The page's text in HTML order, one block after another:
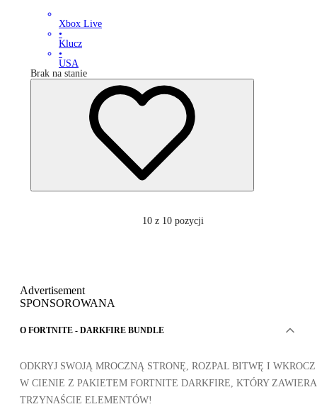
Xbox Live
•
Klucz
•
USA
Brak na stanie
10 z 10 pozycji
Advertisement
SPONSOROWANA
O FORTNITE - DARKFIRE BUNDLE
ODKRYJ SWOJĄ MROCZNĄ STRONĘ, ROZPAL BITWĘ I WKROCZ
W CIENIE Z PAKIETEM FORTNITE DARKFIRE, KTÓRY ZAWIERA
TRZYNAŚCIE ELEMENTÓW!